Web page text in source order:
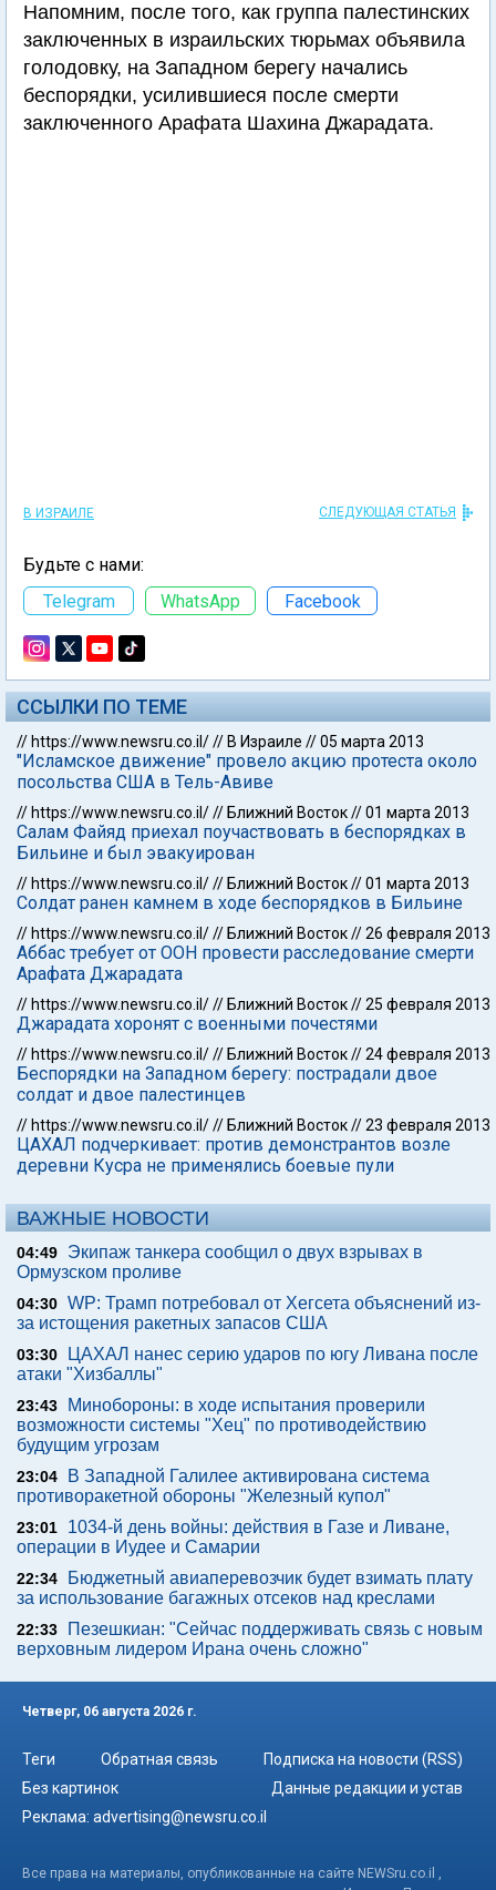
Напомним, после того, как группа палестинских
заключенных в израильских тюрьмах объявила
голодовку, на Западном берегу начались
беспорядки, усилившиеся после смерти
заключенного Арафата Шахина Джарадата.
В ИЗРАИЛЕ СЛЕДУЮЩАЯ СТАТЬЯ
Будьте с нами:
Telegram
WhatsApp Facebook
ССЫЛКИ ПО ТЕМЕ
// https://www.newsru.co.il/// В Израиле //05 марта 2013
"Исламское движение" провело акцию протеста около
посольства США в Тель-Авиве
// https://www.newsru.co.il/// Ближний Восток//01 марта 2013
Салам Файяд приехал поучаствовать в беспорядках в
Бильине и был эвакуирован
// https://www.newsru.co.il/// Ближний Восток//01 марта 2013
Солдат ранен камнем в ходе беспорядков в Бильине
// https://www.newsru.co.il/// Ближний Восток//26 февраля 2013
Аббас требует от ООН провести расследование смерти
Арафата Джарадата
// https://www.newsru.co.il/// Ближний Восток//25 февраля 2013
Джарадата хоронят с военными почестями
// https://www.newsru.co.il/// Ближний Восток//24 февраля 2013
Беспорядки на Западном берегу: пострадали двое
солдат и двое палестинцев
// https://www.newsru.co.il/// Ближний Восток//23 февраля 2013
ЦАХАЛ подчеркивает: против демонстрантов возле
деревни Кусра не применялись боевые пули
ВАЖНЫЕ НОВОСТИ
04:49
Экипаж танкера сообщил о двух взрывах в
Ормузском проливе
04:30 WP: Трамп потребовал от Хегсета объяснений из-
за истощения ракетных запасов США
03:30
ЦАХАЛ нанес серию ударов по югу Ливана после
атаки "Хизбаллы"
23:43
Минобороны: в ходе испытания проверили
возможности системы "Хец" по противодействию
будущим угрозам
23:04
В Западной Галилее активирована система
противоракетной обороны "Железный купол"
23:01
1034-й день войны: действия в Газе и Ливане,
операции в Иудее и Самарии
22:34
Бюджетный авиаперевозчик будет взимать плату
за использование багажных отсеков над креслами
22:33
Пезешкиан: "Сейчас поддерживать связь с новым
верховным лидером Ирана очень сложно"
Четверг, 06 августа 2026 г.
Теги Обратная связь
Подписка на новости (RSS)
Без картинок
Данные редакции и устав
Реклама: advertising@newsru.co.il
Все права на материалы, опубликованные на сайте NEWSru.co.il ,